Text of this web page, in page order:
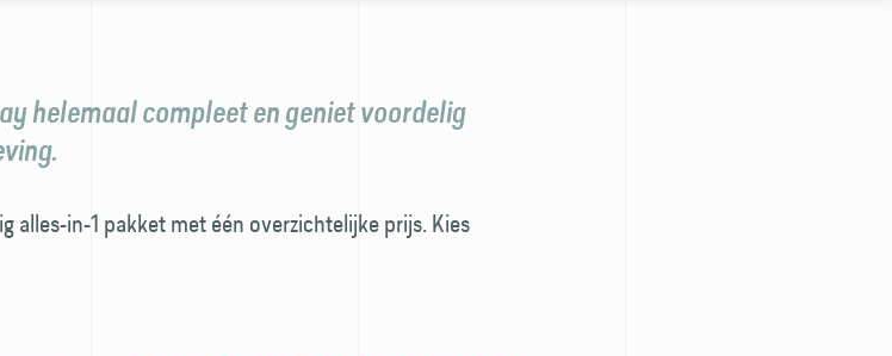
helemaal compleet en geniet voordelig
alles-in-1 pakket met één overzichtelijke prijs. Kies